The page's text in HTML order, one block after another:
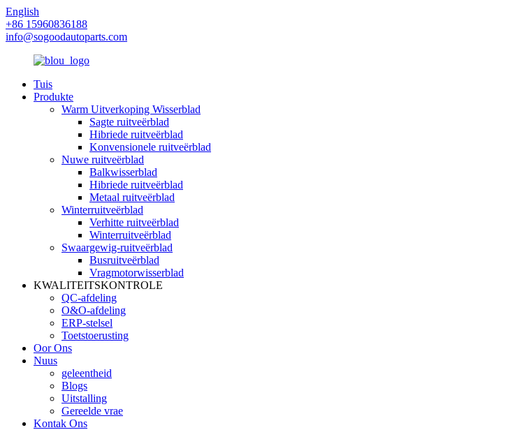
English
+86 15960836188
info@sogoodautoparts.com
Tuis
Produkte
Warm Uitverkoping Wisserblad
Sagte ruitveërblad
Hibriede ruitveërblad
Konvensionele ruitveërblad
Nuwe ruitveërblad
Balkwisserblad
Hibriede ruitveërblad
Metaal ruitveërblad
Winterruitveërblad
Verhitte ruitveërblad
Winterruitveërblad
Swaargewig-ruitveërblad
Busruitveërblad
Vragmotorwisserblad
KWALITEITSKONTROLE
QC-afdeling
O&O-afdeling
ERP-stelsel
Toetstoerusting
Oor Ons
Nuus
geleentheid
Blogs
Uitstalling
Gereelde vrae
Kontak Ons